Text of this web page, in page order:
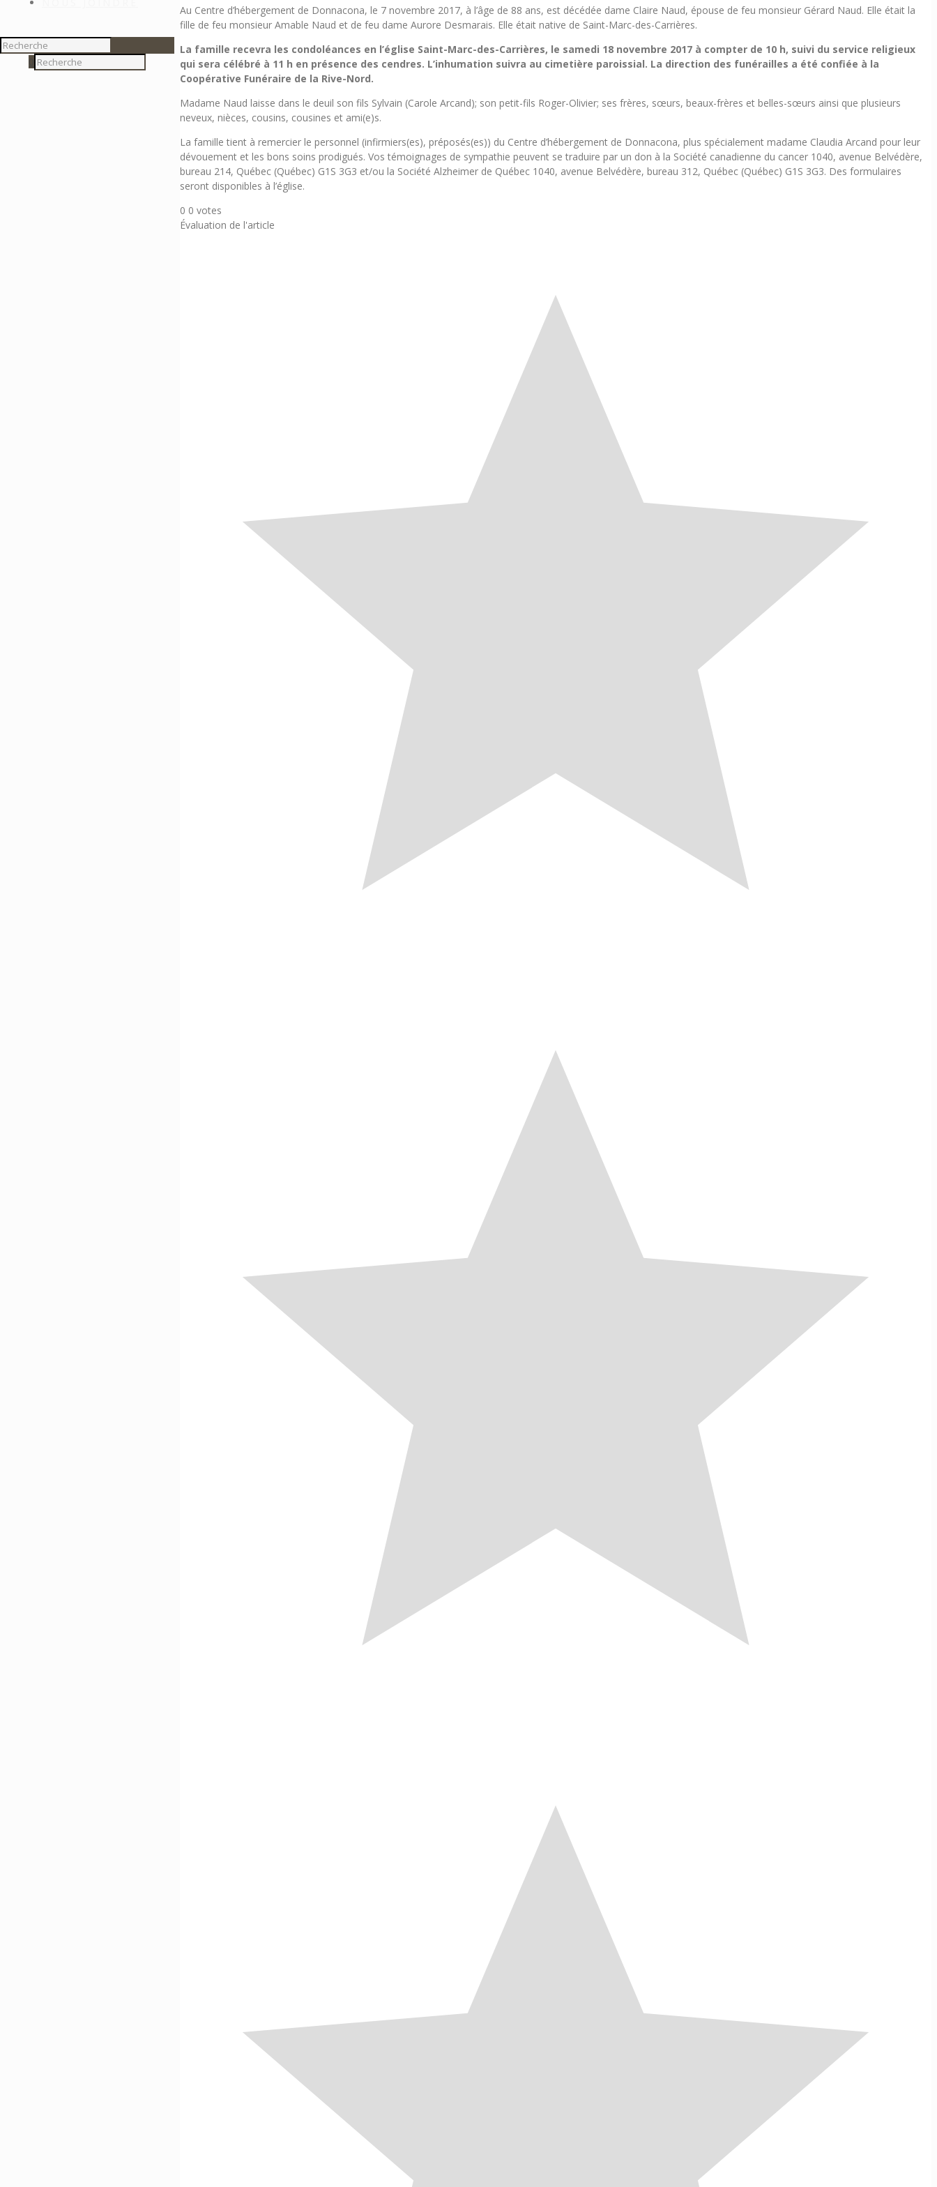
Au Centre d’hébergement de Donnacona, le 7 novembre 2017, à l’âge de 88 ans, est décédée dame Claire Naud, épouse de feu monsieur Gérard Naud. Elle était la
fille de feu monsieur Amable Naud et de feu dame Aurore Desmarais. Elle était native de Saint-Marc-des-Carrières.
La famille recevra les condoléances en l’église Saint-Marc-des-Carrières, le samedi 18 novembre 2017 à compter de 10 h, suivi du service religieux
qui sera célébré à 11 h en présence des cendres. L’inhumation suivra au cimetière paroissial. La direction des funérailles a été confiée à la
Coopérative Funéraire de la Rive-Nord.
Madame Naud laisse dans le deuil son fils Sylvain (Carole Arcand); son petit-fils Roger-Olivier; ses frères, sœurs, beaux-frères et belles-sœurs ainsi que plusieurs
neveux, nièces, cousins, cousines et ami(e)s.
La famille tient à remercier le personnel (infirmiers(es), préposés(es)) du Centre d’hébergement de Donnacona, plus spécialement madame Claudia Arcand pour leur
dévouement et les bons soins prodigués. Vos témoignages de sympathie peuvent se traduire par un don à la Société canadienne du cancer 1040, avenue Belvédère,
bureau 214, Québec (Québec) G1S 3G3 et/ou la Société Alzheimer de Québec 1040, avenue Belvédère, bureau 312, Québec (Québec) G1S 3G3. Des formulaires
seront disponibles à l’église.
0 0 votes
Évaluation de l'article